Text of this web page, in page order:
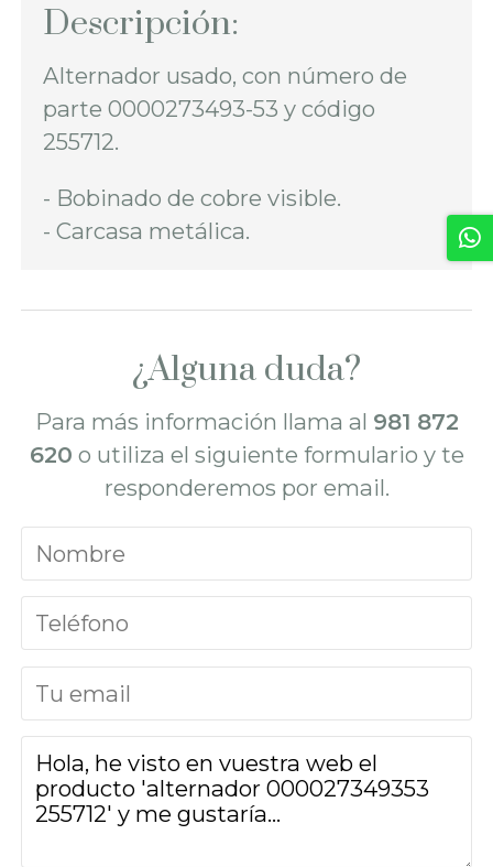
Descripción:
Alternador usado, con número de
parte 0000273493-53 y código
255712.
- Bobinado de cobre visible.
- Carcasa metálica.
¿Alguna duda?
Para más información llama al 981 872
620 o utiliza el siguiente formulario y te
responderemos por email.